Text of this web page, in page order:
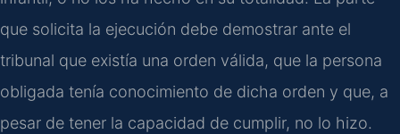
que solicita la ejecución debe demostrar ante el
tribunal que existía una orden válida, que la persona
obligada tenía conocimiento de dicha orden y que, a
pesar de tener la capacidad de cumplir, no lo hizo.